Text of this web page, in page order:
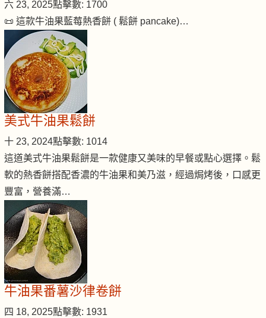
六 23, 2025點擊數: 1700
📜 這款牛油果藍莓熱香餅 ( 鬆餅 pancake)…
美式牛油果鬆餅
十 23, 2024點擊數: 1014
這道美式牛油果鬆餅是一款健康又美味的早餐或點心選擇。鬆
軟的熱香餅搭配香濃的牛油果和美乃滋，經過焗烤後，口感更
豐富，營養滿…
牛油果番薯沙律卷餅
四 18, 2025點擊數: 1931